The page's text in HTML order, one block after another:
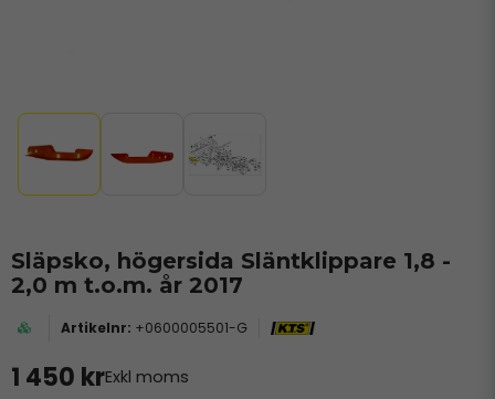
Släpsko, högersida Släntklippare 1,8 -
2,0 m t.o.m. år 2017
+0600005501-G
1 450 krExkl moms